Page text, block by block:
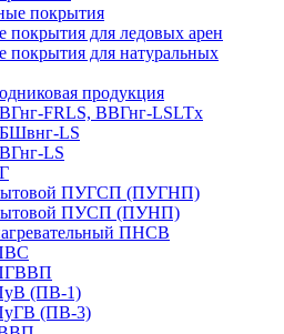
покрытия
покрытия для ледовых арен
покрытия для натуральных
продукция
FRLS, ВВГнг-LSLTx
LS
LS
ПУГСП (ПУГНП)
ПУСП (ПУНП)
ПНСВ
(ПВ-1)
(ПВ-3)